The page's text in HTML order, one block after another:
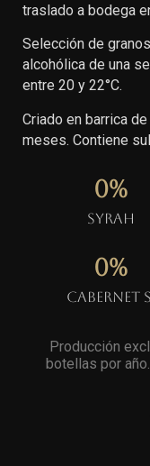
traslado a bodega
Selección de
alcohólica de una
entre 20 y 22°C.
Criado en barrica
meses. Contiene
Syrah
0%
Cabernet
0%
Producción
botellas por